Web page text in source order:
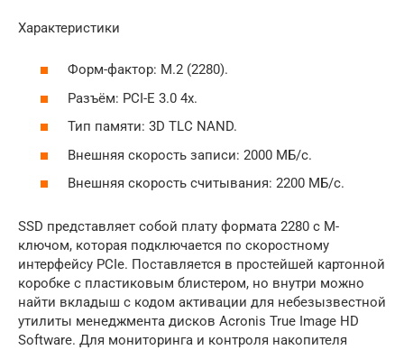
Характеристики
Форм-фактор: M.2 (2280).
Разъём: PCI-E 3.0 4x.
Тип памяти: 3D TLC NAND.
Внешняя скорость записи: 2000 МБ/с.
Внешняя скорость считывания: 2200 МБ/с.
SSD представляет собой плату формата 2280 с М-
ключом, которая подключается по скоростному
интерфейсу PCIe. Поставляется в простейшей картонной
коробке с пластиковым блистером, но внутри можно
найти вкладыш с кодом активации для небезызвестной
утилиты менеджмента дисков Acronis True Image HD
Software. Для мониторинга и контроля накопителя